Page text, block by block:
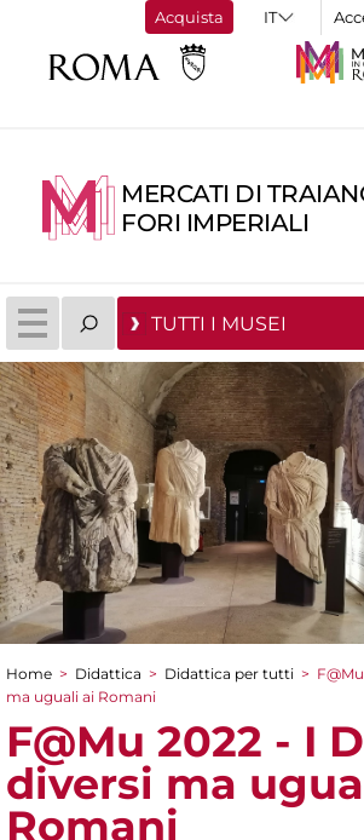
Acquista
MERCATI DI
FORI IMPERIALI
TUTTI I MUSEI
Tu sei qui
Home > Didattica > Didattica per tutti >
ma uguali ai Romani
F@Mu 2022 - I
diversi ma
Romani